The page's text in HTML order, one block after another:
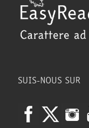
SUIS-NOUS SUR